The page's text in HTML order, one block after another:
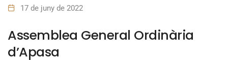
17 de juny de 2022
Assemblea General Ordinària
d’Apasa